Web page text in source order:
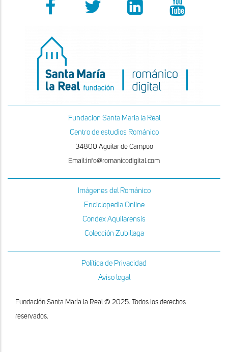
Fundacion Santa Maria la Real
Centro de estudios Románico
34800 Aguilar de Campoo
Email:info@romanicodigital.com
Imágenes del Románico
Enciclopedia Online
Condex Aquilarensis
Colección Zubillaga
Política de Privacidad
Aviso legal
Fundación Santa María la Real © 2025. Todos los derechos
reservados.